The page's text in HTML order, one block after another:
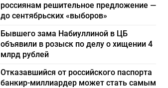
россиянам решительное предложение —
до сентябрьских «выборов»
Бывшего зама Набиуллиной в ЦБ
объявили в розыск по делу о хищении 4
млрд рублей
Отказавшийся от российского паспорта
банкир-миллиардер может стать самым